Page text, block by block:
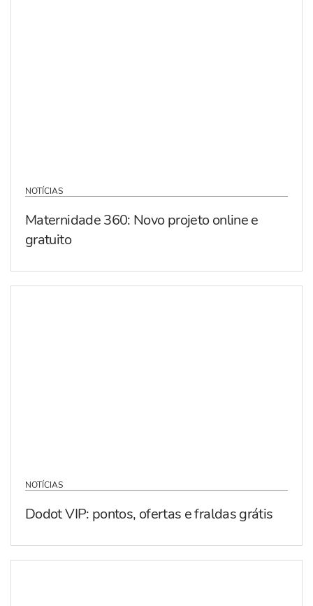
NOTÍCIAS
Maternidade 360: Novo projeto online e
gratuito
NOTÍCIAS
Dodot VIP: pontos, ofertas e fraldas grátis